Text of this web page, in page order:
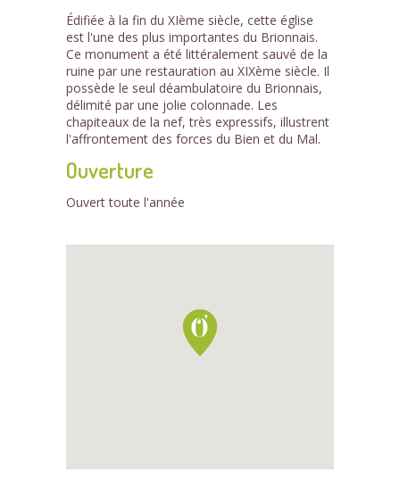
1 /11
Édifiée à la fin du XIème siècle, cette église
est l'une des plus importantes du Brionnais.
Ce monument a été littéralement sauvé de la
ruine par une restauration au XIXème siècle. Il
possède le seul déambulatoire du Brionnais,
délimité par une jolie colonnade. Les
chapiteaux de la nef, très expressifs, illustrent
l'affrontement des forces du Bien et du Mal.
Ouverture
Ouvert toute l'année